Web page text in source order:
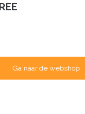
Ga naar de webshop